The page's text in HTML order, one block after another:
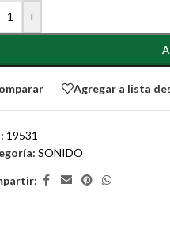
+
Agregar a lista
19531
SONIDO